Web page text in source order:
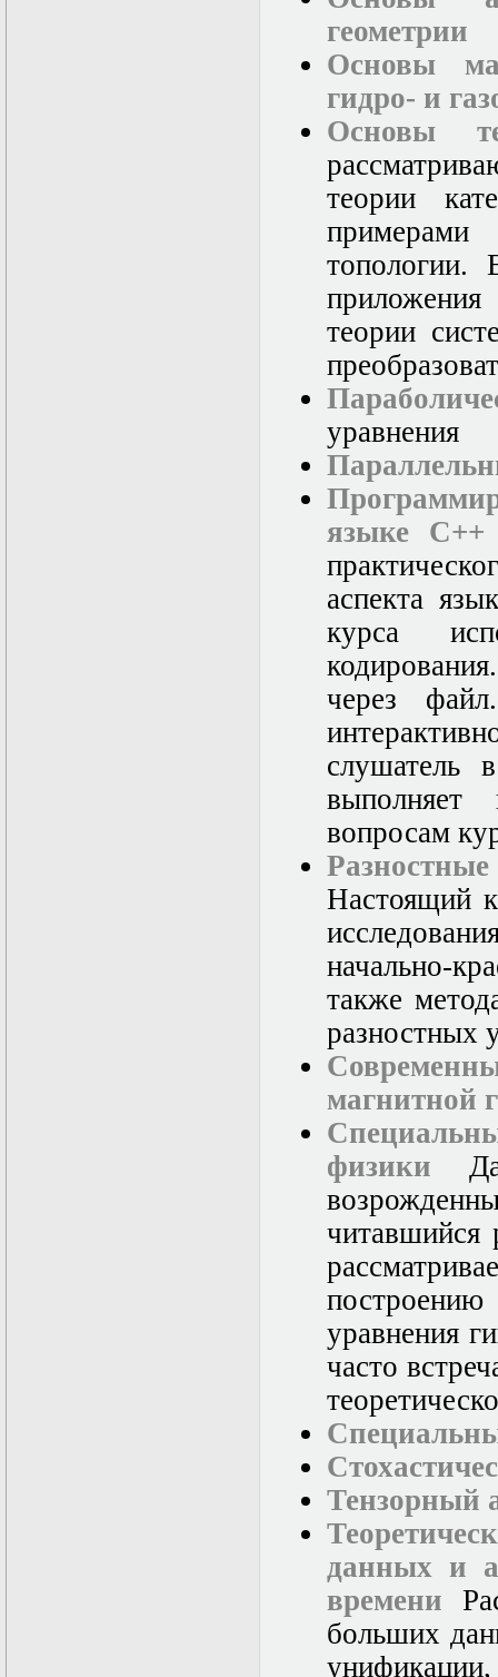
геометрии
Основы
гидро- и
Основы
теории
топологии.
приложения
теории
уравнения
языке С++
аспекта
курса
через
слушатель
выполняет
вопросам
Настоящий
начально-
также
разностных
магнитной
физики
читавшийся
уравнения
часто
Тензорный
данных и
времени
больших